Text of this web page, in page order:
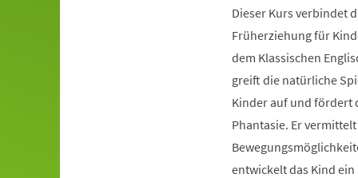
Dieser Kurs verbindet
Früherziehung für
dem Klassischen
greift die natürliche
Kinder auf und fördert
Phantasie. Er
entwickelt das Kind